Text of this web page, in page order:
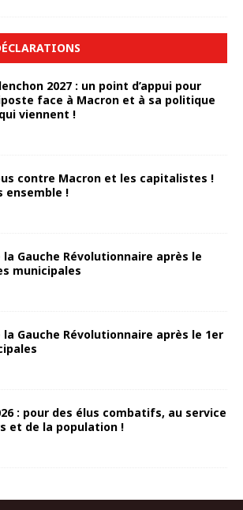
2027 : un point d’appui pour
face à Macron et à sa politique
viennent !
contre Macron et les capitalistes !
ensemble !
Gauche Révolutionnaire après le
municipales
Gauche Révolutionnaire après le 1er
: pour des élus combatifs, au service
et de la population !